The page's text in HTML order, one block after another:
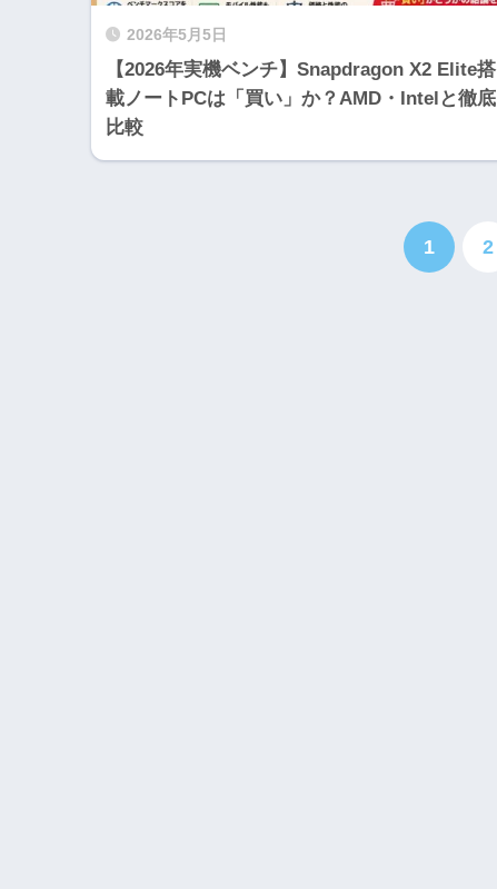
2026年5月5日
【2026年実機ベンチ】Snapdragon X2 Elite搭
載ノートPCは「買い」か？AMD・Intelと徹底
比較
1 2